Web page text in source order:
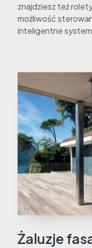
znajdziesz też
możliwość
inteligentne
Żaluzje